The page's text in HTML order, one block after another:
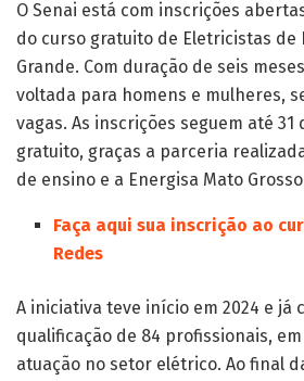
O Senai está com inscrições
do curso gratuito de Eletricistas de
Grande. Com duração de seis
voltada para homens e mulheres,
vagas. As inscrições seguem até 31
gratuito, graças a parceria
de ensino e a Energisa Mato
Faça aqui sua inscrição ao
Redes
A iniciativa teve início em 2024 e já
qualificação de 84 profissionais,
atuação no setor elétrico. Ao final